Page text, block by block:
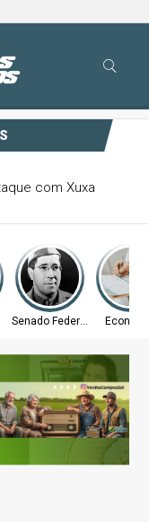
com Xuxa
Senado Federal